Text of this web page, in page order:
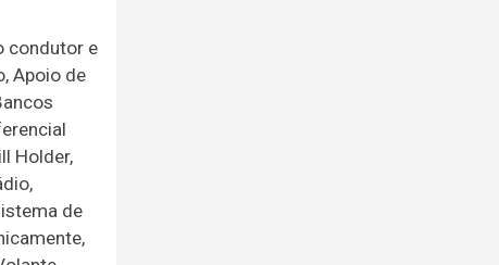
condutor e
Apoio de
Holder,
de